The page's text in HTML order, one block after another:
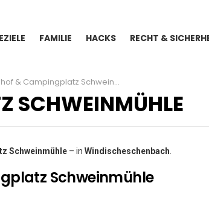
FAMILIE HACKS RECHT &
& Campingplatz Schweinmühle
SCHWEINMÜHLE
Schweinmühle – in Windischeschenbach
Schweinmühle